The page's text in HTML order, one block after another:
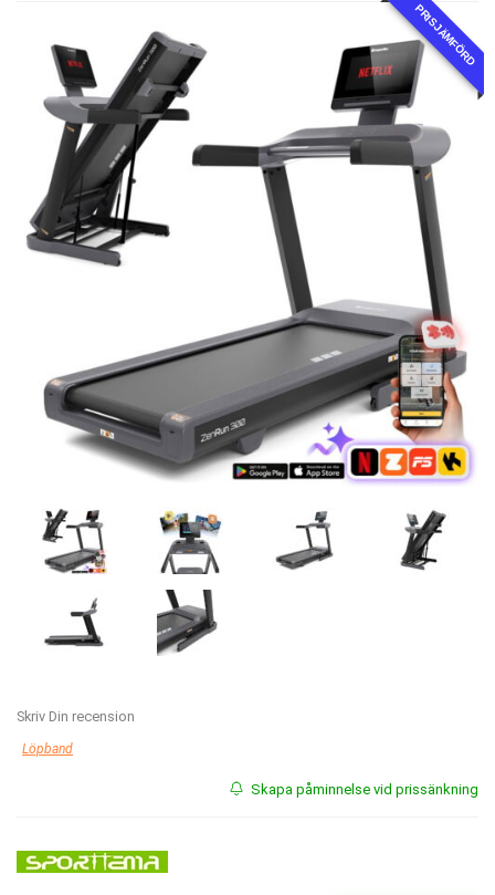
PRISJÄMFÖRD
Skriv Din recension
Löpband
Skapa påminnelse vid prissänkning